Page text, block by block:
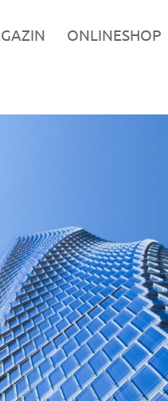
ONLINESHOP